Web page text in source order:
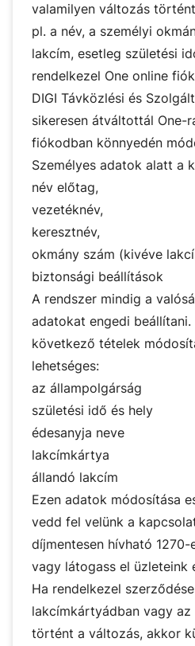
valamilyen változás
pl. a név, a személyi
lakcím, esetleg születési
rendelkezel One online
DIGI Távközlési és
sikeresen átváltottál One-
fiókodban könnyedén
Személyes adatok alatt a
név előtag,
vezetéknév,
keresztnév,
okmány szám (kivéve
biztonsági beállítások
A rendszer mindig a
adatokat engedi
következő tételek
lehetséges:
az állampolgárság
születési idő és hely
édesanyja neve
lakcímkártya
állandó lakcím
Ezen adatok módosítása
vedd fel velünk a
díjmentesen hívható
vagy látogass el üzleteink
Ha rendelkezel
lakcímkártyádban vagy
történt a változás, akkor